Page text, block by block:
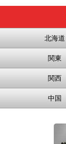
北海道
関東
関西
中国